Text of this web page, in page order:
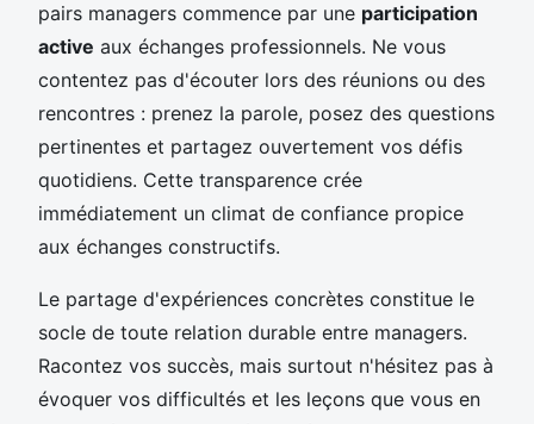
pairs managers commence par une participation
active aux échanges professionnels. Ne vous
contentez pas d'écouter lors des réunions ou des
rencontres : prenez la parole, posez des questions
pertinentes et partagez ouvertement vos défis
quotidiens. Cette transparence crée
immédiatement un climat de confiance propice
aux échanges constructifs.
Le partage d'expériences concrètes constitue le
socle de toute relation durable entre managers.
Racontez vos succès, mais surtout n'hésitez pas à
évoquer vos difficultés et les leçons que vous en